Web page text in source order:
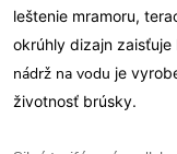
leštenie mramoru,
okrúhly dizajn
nádrž na vodu je
životnosť brúsky.